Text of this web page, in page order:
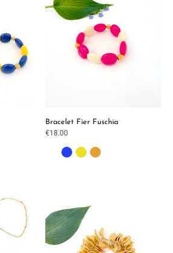
Bracelet Fier Fuschia
€18.00